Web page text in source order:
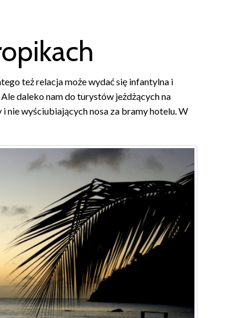
też relacja może wydać się infantylna i
daleko nam do turystów jeżdżących na
nie wyściubiających nosa za bramy hotelu. W